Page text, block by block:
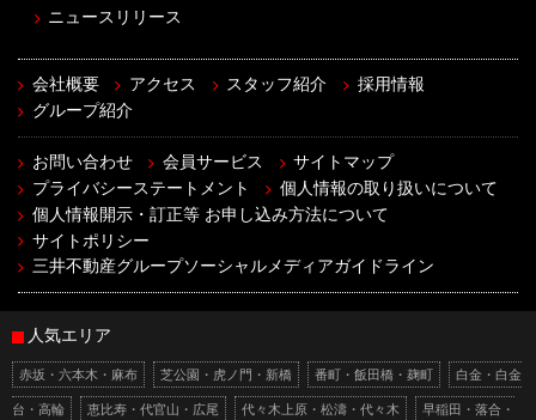
ニュースリリース
会社概要 アクセス スタッフ紹介
採用情報
グループ紹介
お問い合わせ 会員サービス
サイトマップ
プライバシーステートメント
個人情報の取り扱いについて
個人情報開示・訂正等 お申し込み方法について
サイトポリシー
三井不動産グループソーシャルメディアガイドライン
人気エリア
赤坂・六本木・麻布 芝公園・虎ノ門・新橋 番町・飯田橋・麹町 白金・白金
台・高輪 恵比寿・代官山・広尾 代々木上原・松濤・代々木 早稲田・落合・